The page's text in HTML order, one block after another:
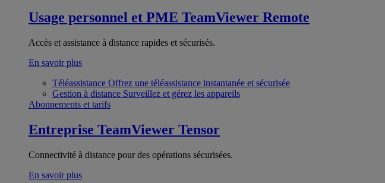
Usage personnel et PME TeamViewer Remote
Accès et assistance à distance rapides et sécurisés.
En savoir plus
Téléassistance Offrez une téléassistance instantanée et sécurisée
Gestion à distance Surveillez et gérez les appareils
Abonnements et tarifs
Entreprise TeamViewer Tensor
Connectivité à distance pour des opérations sécurisées.
En savoir plus